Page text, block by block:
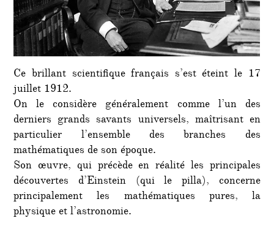
Ce brillant scientifique français s’est éteint le 17
juillet 1912.
On le considère généralement comme l’un des
derniers grands savants universels, maîtrisant en
particulier l’ensemble des branches des
mathématiques de son époque.
Son œuvre, qui précède en réalité les principales
découvertes d’Einstein (qui le pilla), concerne
principalement les mathématiques pures, la
physique et l’astronomie.